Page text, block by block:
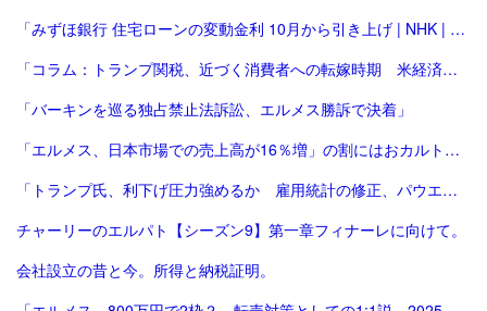
「みずほ銀行 住宅ローンの変動金利 10月から引き上げ | NHK | 金融」
「コラム：トランプ関税、近づく消費者への転嫁時期 米経済にどう影響 | ロイター」
「バーキンを巡る独占禁止法訴訟、エルメス勝訴で決着」
「エルメス、日本市場での売上高が16％増」の割にはおカルト系（笑）は減った気がする。
「トランプ氏、利下げ圧力強めるか 雇用統計の修正、パウエル氏に逆風 [トランプ再来][トランプ関税]：朝日新聞」
チャーリーのエルパト【シーズン9】第一章フィナーレに向けて。
会社設立の昔と今。所得と納税証明。